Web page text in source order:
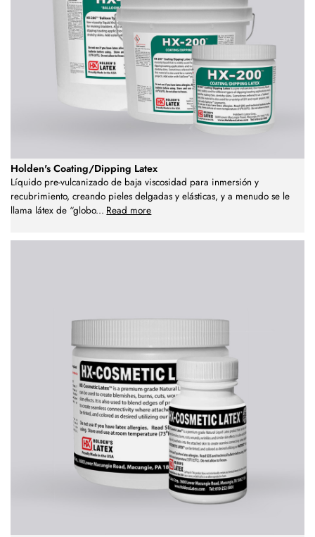
Holden's Coating/Dipping Latex
Líquido pre-vulcanizado de baja viscosidad para inmersión y
recubrimiento, creando pieles delgadas y elásticas, y a menudo se le
llama látex de “globo... Read more